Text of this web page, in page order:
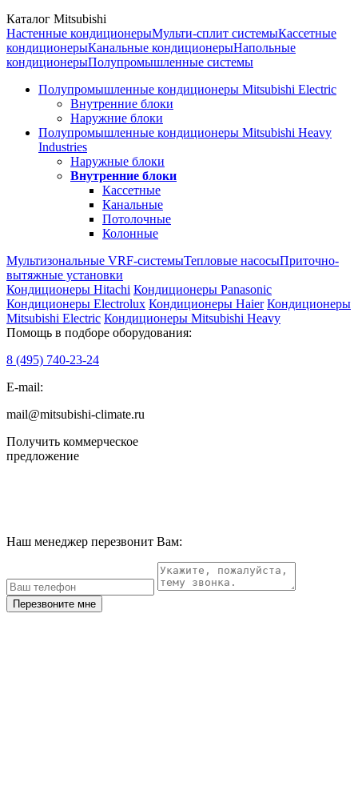
Каталог Mitsubishi
Настенные кондиционерыМульти-сплит системыКассетные
кондиционерыКанальные кондиционерыНапольные
кондиционерыПолупромышленные системы
Полупромышленные кондиционеры Mitsubishi Electric
Внутренние блоки
Наружние блоки
Полупромышленные кондиционеры Mitsubishi Heavy
Industries
Наружные блоки
Внутренние блоки
Кассетные
Канальные
Потолочные
Колонные
Мультизональные VRF-системыТепловые насосыПриточно-
вытяжные установки
Кондиционеры Hitachi Кондиционеры Panasonic
Кондиционеры Electrolux Кондиционеры Haier Кондиционеры
Mitsubishi Electric Кондиционеры Mitsubishi Heavy
Помощь в подборе оборудования:
8 (495) 740-23-24
E-mail:
mail@mitsubishi-climate.ru
Получить коммерческое
предложение
Наш менеджер перезвонит Вам:
Перезвоните мне